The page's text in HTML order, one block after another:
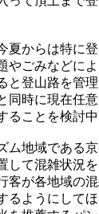
夏からは特に
やごみなどに
と登山路を管
同時に現在任
ることを検討中
ム地域である
して混雑状況
客が各地域の
るようにして